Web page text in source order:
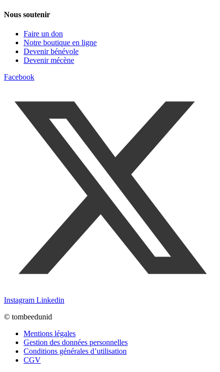
Nous soutenir
Faire un don
Notre boutique en ligne
Devenir bénévole
Devenir mécène
Facebook
Instagram Linkedin
© tombeedunid
Mentions légales
Gestion des données personnelles
Conditions générales d’utilisation
CGV